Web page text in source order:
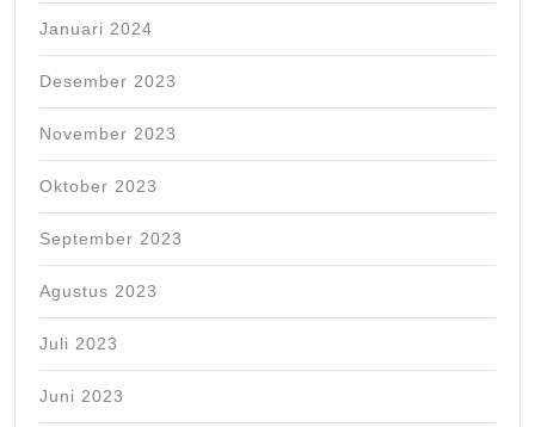
Januari 2024
Desember 2023
November 2023
Oktober 2023
September 2023
Agustus 2023
Juli 2023
Juni 2023